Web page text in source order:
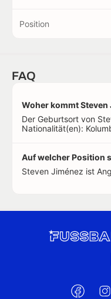
Position
FAQ
Woher kommt Steven
Der Geburtsort von
Nationalität(en):
Auf welcher Position
Steven Jiménez ist